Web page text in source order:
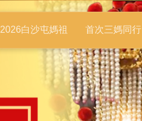
2026白沙屯媽祖 首次三媽同行